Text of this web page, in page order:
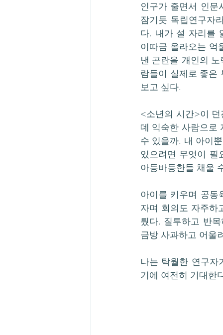
인구가 줄면서 인문
잠기듯 독립연구자
다. 내가 설 자리를
이따금 올라오는 억
낸 곤란을 개인의
람들이 실제로 좋은
보고 싶다.
<소년의 시간>이
데 익숙한 사람으로
수 있을까. 내 아이
있으려면 무엇이 필
아등바등한들 채울
아이를 키우며 공동
자며 회의도 자주하
퉜다. 질투하고 반
금방 사과하고 어울
나는 탁월한 연구자
기에 여전히 기대한